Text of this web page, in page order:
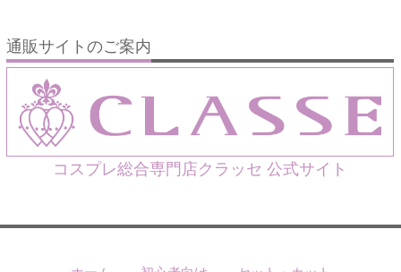
通販サイトのご案内
コスプレ総合専門店クラッセ 公式サイト